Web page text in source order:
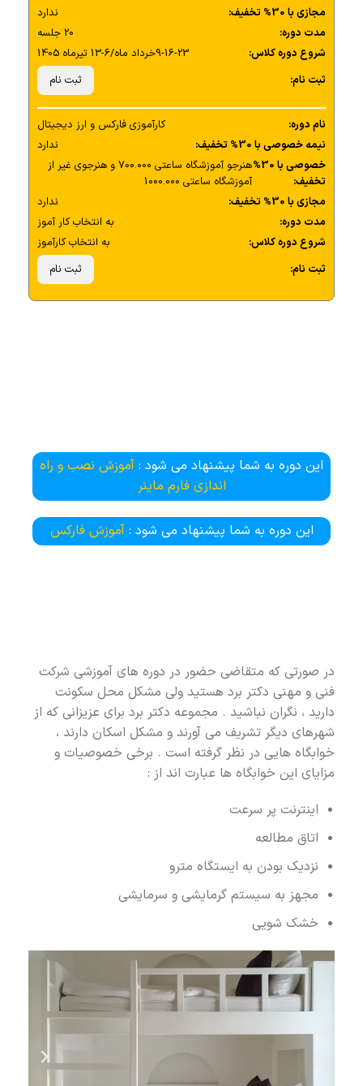
مجازی با 30% تخفیف:
ندارد
مدت دوره:
20 جلسه
شروع دوره کلاس:
9-16-23خرداد ماه/6-13 تیرماه 1405
ثبت نام:
ثبت نام
نام دوره:
کارآموزی فارکس و ارز دیجیتال
نیمه خصوصی با 30% تخفیف:
ندارد
خصوصی با 30%
تخفیف:
هنرجو آموزشگاه ساعتی 700.000 و هنرجوی غیر از
آموزشگاه ساعتی 1000.000
مجازی با 30% تخفیف:
ندارد
مدت دوره:
به انتخاب کار آموز
شروع دوره کلاس:
به انتخاب کارآموز
ثبت نام:
ثبت نام
این دوره به شما پیشنهاد می شود : آموزش نصب و راه
اندازی فارم ماینر
این دوره به شما پیشنهاد می شود : آموزش فارکس
در صورتی که متقاضی حضور در دوره های آموزشی شرکت
فنی و مهنی دکتر برد هستید ولی مشکل محل سکونت
دارید ، نگران نباشید . مجموعه دکتر برد برای عزیزانی که از
شهرهای دیگر تشریف می آورند و مشکل اسکان دارند ،
خوابگاه هایی در نظر گرفته است . برخی خصوصیات و
مزایای این خوابگاه ها عبارت اند از :
اینترنت پر سرعت
اتاق مطالعه
نزدیک بودن به ایستگاه مترو
مجهز به سیستم گرمایشی و سرمایشی
خشک شویی